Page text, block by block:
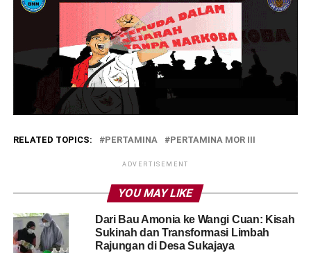
RELATED TOPICS: PERTAMINA PERTAMINA MOR III
ADVERTISEMENT
YOU MAY LIKE
Dari Bau Amonia ke Wangi Cuan: Kisah
Sukinah dan Transformasi Limbah
Rajungan di Desa Sukajaya